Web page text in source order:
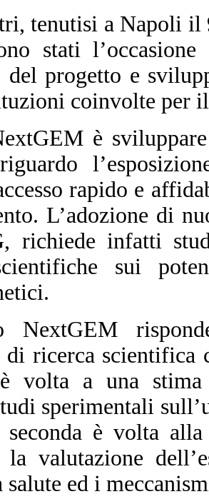
tenutisi a Napoli il
stati
del progetto e
coinvolte per
è
rapido e
L’adozione di
richiede infatti
sui
NextGEM
di ricerca scientifica
volta a una stima
sperimentali
seconda è volta
valutazione
ed i